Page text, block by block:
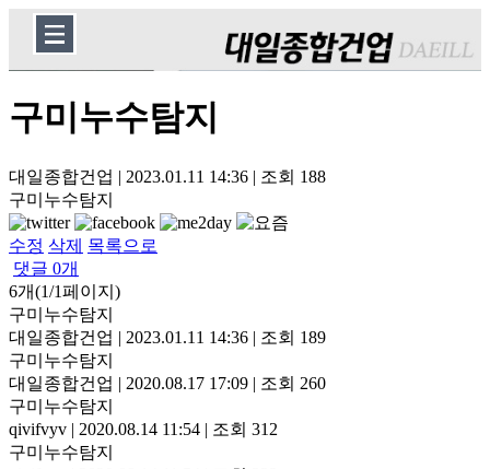
구미누수탐지
대일종합건업 | 2023.01.11 14:36 | 조회 188
구미누수탐지
수정 삭제 목록으로
댓글 0개
6개(1/1페이지)
구미누수탐지
대일종합건업 | 2023.01.11 14:36 | 조회 189
구미누수탐지
대일종합건업 | 2020.08.17 17:09 | 조회 260
구미누수탐지
qivifvyv | 2020.08.14 11:54 | 조회 312
구미누수탐지